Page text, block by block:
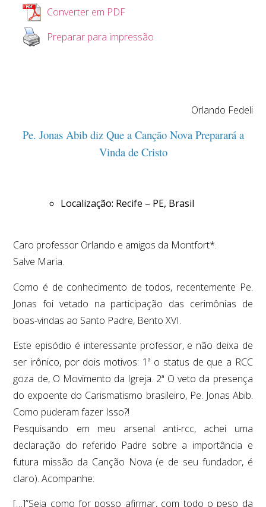
Converter em PDF
Preparar para impressão
Orlando Fedeli
Pe. Jonas Abib diz Que a Canção Nova Preparará a
Vinda de Cristo
Localização: Recife – PE, Brasil
Caro professor Orlando e amigos da Montfort*.
Salve Maria.
Como é de conhecimento de todos, recentemente Pe.
Jonas foi vetado na participação das cerimônias de
boas-vindas ao Santo Padre, Bento XVI.
Este episódio é interessante professor, e não deixa de
ser irônico, por dois motivos: 1ª o status de que a RCC
goza de, O Movimento da Igreja. 2ª O veto da presença
do expoente do Carismatismo brasileiro, Pe. Jonas Abib.
Como puderam fazer Isso?!
Pesquisando em meu arsenal anti-rcc, achei uma
declaração do referido Padre sobre a importância e
futura missão da Canção Nova (e de seu fundador, é
claro). Acompanhe:
[…]”Seja como for posso afirmar, com todo o peso da